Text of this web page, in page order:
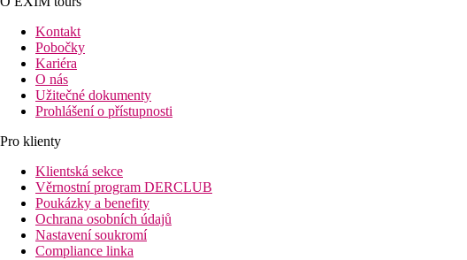
Kontakt
Pobočky
Kariéra
O nás
Užitečné dokumenty
Prohlášení o přístupnosti
Pro klienty
Klientská sekce
Věrnostní program DERCLUB
Poukázky a benefity
Ochrana osobních údajů
Nastavení soukromí
Compliance linka